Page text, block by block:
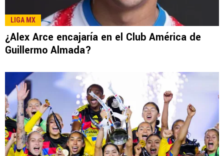
LIGA MX
¿Alex Arce encajaría en el Club América de
Guillermo Almada?